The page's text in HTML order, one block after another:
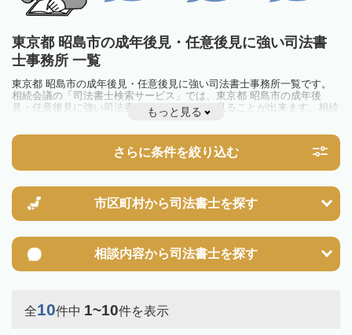
東京都 昭島市の成年後見・任意後見に強い司法書
士事務所 一覧
東京都 昭島市の成年後見・任意後見に強い司法書士事務所一覧です。
相続会議の「司法書士検索サービス」では、東京都 昭島市の成年後
見・任意後見に強い司法書士事務所を一覧で見ることが出来ます。相続
のトラブルやお悩みを抱えている方は一度近隣の司法書士に相談してみ
もっと見る
さらに条件を絞り込む
市区町村から司法書士を探す
相談内容から司法書士を探す
全10件中 1~10件を表示